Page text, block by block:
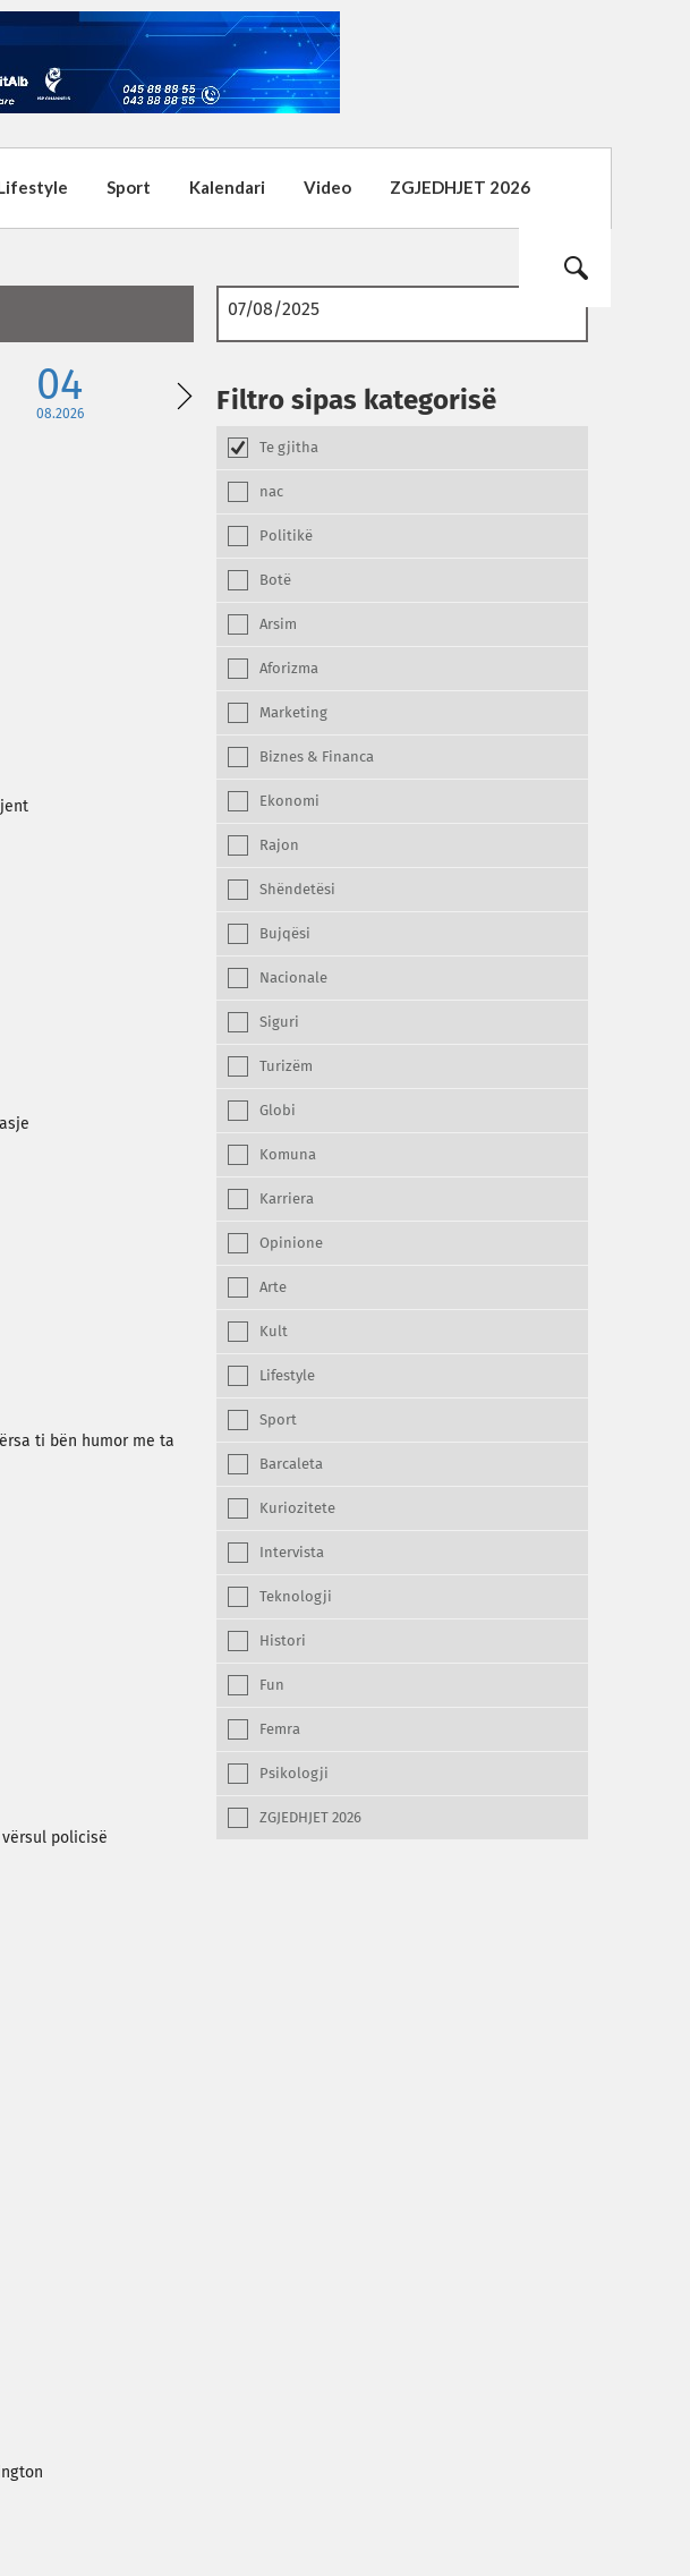
Sport Kalendari Video ZGJEDHJET 2026
04
08.2026
03 02 01
ti bën humor me ta
policisë
Filtro sipas kategorisë
Te gjitha
nac
Politikë
Botë
Arsim
Aforizma
Marketing
Biznes & Financa
Ekonomi
Rajon
Shëndetësi
Bujqësi
Nacionale
Siguri
Turizëm
Globi
Komuna
Karriera
Opinione
Arte
Kult
Lifestyle
Sport
Barcaleta
Kuriozitete
Intervista
Teknologji
Histori
Fun
Femra
Psikologji
ZGJEDHJET 2026